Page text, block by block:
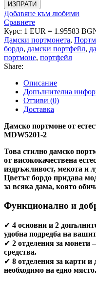
ИЗПРАТИ
Добавяне към любими
Сравнете
Курс: 1 EUR = 1.95583
Дамски портмонета,
бордо, дамски портфейл,
портмоне, портфейл
Share:
Описание
Допълнителна
Отзиви (0)
Доставка
Дамско портмоне от
MDW5201-2
Това стилно дамско
от висококачествена
издръжливост, мекота и
Цветът бордо придава
за всяка дама, която
Функционално и
✔ 4 основни и 2
удобна подредба на
✔ 2 отделения за монети
средства.
✔ 8 отделения за карти и
необходимо на едно място.